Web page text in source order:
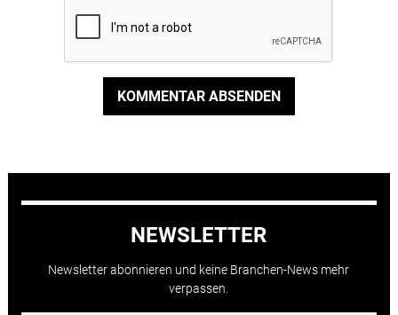
KOMMENTAR ABSENDEN
NEWSLETTER
Newsletter abonnieren und keine Branchen-News mehr
verpassen.